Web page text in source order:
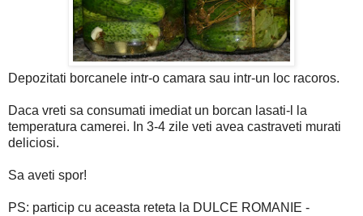
Depozitati borcanele intr-o camara sau intr-un loc racoros.
Daca vreti sa consumati imediat un borcan lasati-l la
temperatura camerei. In 3-4 zile veti avea castraveti murati
deliciosi.
Sa aveti spor!
PS: particip cu aceasta reteta la DULCE ROMANIE -